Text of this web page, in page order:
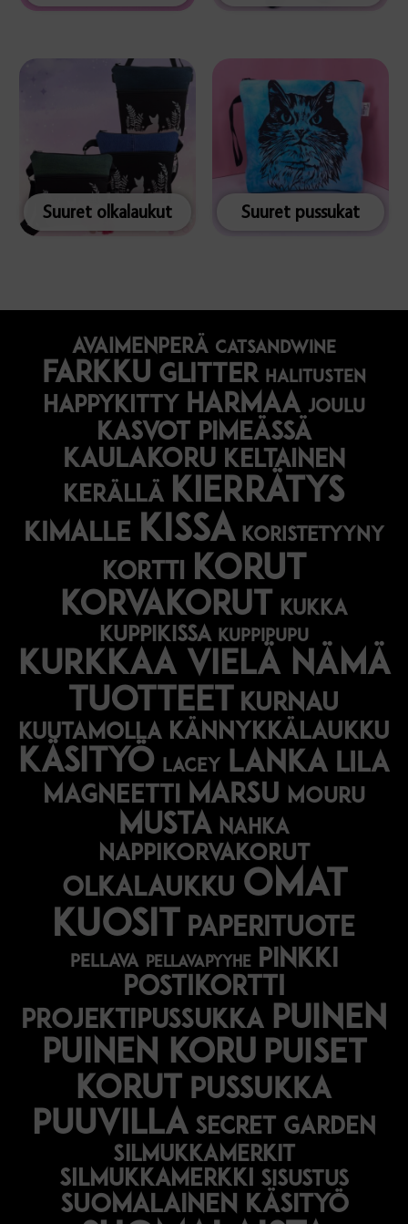
Suuret olkalaukut Suuret pussukat
avaimenperä catsandwine
farkku glitter halitusten
happykitty harmaa joulu
Kasvot pimeässä
kaulakoru keltainen
kerällä kierrätys
kimalle kissa koristetyyny
kortti korut
korvakorut
kukka
kuppikissa kuppipupu
Kurkkaa vielä nämä
tuotteet kurnau
kuutamolla kännykkälaukku
käsityö lacey lanka lila
magneetti marsu mouru
musta nahka
nappikorvakorut
olkalaukku omat
kuosit
paperituote
pellava pellavapyyhe pinkki
postikortti
projektipussukka puinen
puinen koru puiset
korut pussukka
puuvilla secret garden
silmukkamerkit
silmukkamerkki sisustus
suomalainen käsityö